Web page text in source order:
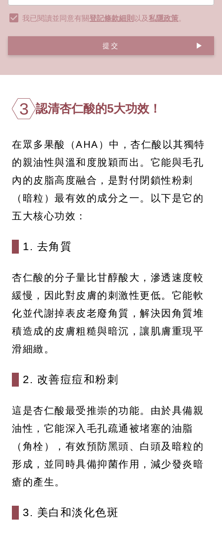
我已閱讀並同意有關登記條款細則 以及私隱政策。
提交
3 認清杏仁酸的5大功效！
在眾多果酸（AHA）中，杏仁酸以其獨特
的親油性與溫和度脫穎而出。它能與毛孔
內的皮脂高度融合，是對付閉鎖性粉刺
（暗粒）最有效的成分之一。以下是它的
五大核心功效：
1. 去角質
杏仁酸的分子量比甘醇酸大，滲透速度較
緩慢，因此對皮膚的刺激性更低。它能軟
化並代謝掉表皮老廢角質，解決因角質堆
積造成的皮膚粗糙與暗沉，讓肌膚重現平
滑細緻。
2. 改善痘痘和粉刺
這是杏仁酸最受推崇的功能。由於具備親
油性，它能深入毛孔疏通被堵塞的油脂
（角栓），有效預防黑頭、白頭及暗粒的
形成，並同時具備抑菌作用，減少發炎暗
瘡的產生。
3. 美白和淡化色斑